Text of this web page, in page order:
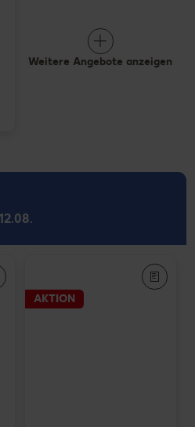
Weitere Angebote anzeigen
AKTION